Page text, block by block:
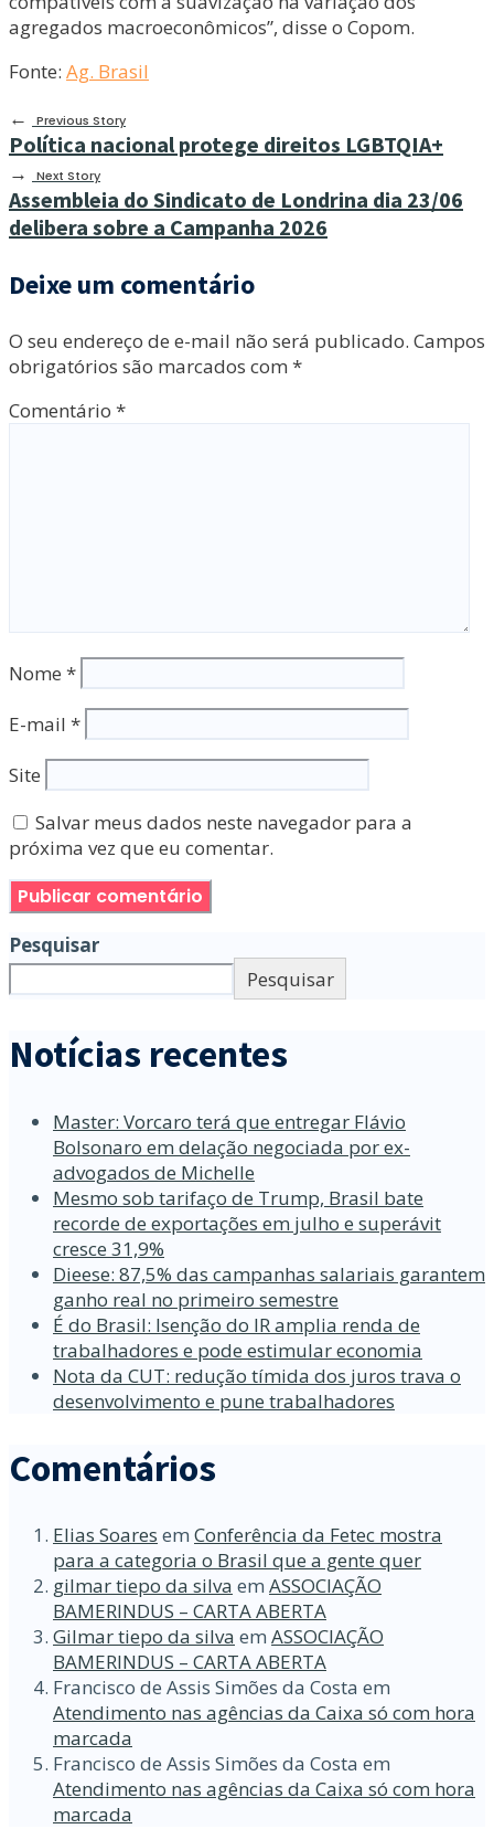
agregados macroeconômicos”, disse o Copom.
Fonte: Ag. Brasil
←
Previous Story
Política nacional protege direitos LGBTQIA+
→ Next Story
Assembleia do Sindicato de Londrina dia 23/06
delibera sobre a Campanha 2026
Deixe um comentário
O seu endereço de e-mail não será publicado. Campos
obrigatórios são marcados com *
Comentário *
Nome *
E-mail *
Site
Salvar meus dados neste navegador para a
próxima vez que eu comentar.
Pesquisar
Pesquisar
Notícias recentes
Master: Vorcaro terá que entregar Flávio
Bolsonaro em delação negociada por ex-
advogados de Michelle
Mesmo sob tarifaço de Trump, Brasil bate
recorde de exportações em julho e superávit
cresce 31,9%
Dieese: 87,5% das campanhas salariais garantem
ganho real no primeiro semestre
É do Brasil: Isenção do IR amplia renda de
trabalhadores e pode estimular economia
Nota da CUT: redução tímida dos juros trava o
desenvolvimento e pune trabalhadores
Comentários
Elias Soares em Conferência da Fetec mostra
para a categoria o Brasil que a gente quer
gilmar tiepo da silva em ASSOCIAÇÃO
BAMERINDUS – CARTA ABERTA
Gilmar tiepo da silva em ASSOCIAÇÃO
BAMERINDUS – CARTA ABERTA
Francisco de Assis Simões da Costa em
Atendimento nas agências da Caixa só com hora
marcada
Francisco de Assis Simões da Costa em
Atendimento nas agências da Caixa só com hora
marcada